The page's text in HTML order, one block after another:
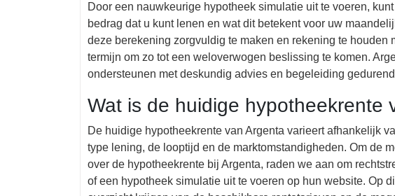
Door een nauwkeurige hypotheek simulatie uit te voeren,
bedrag dat u kunt lenen en wat dit betekent voor uw
deze berekening zorgvuldig te maken en rekening te houden
termijn om zo tot een weloverwogen beslissing te komen.
ondersteunen met deskundig advies en begeleiding
Wat is de huidige hypotheekrente
De huidige hypotheekrente van Argenta varieert afhankelijk
type lening, de looptijd en de marktomstandigheden. Om de
over de hypotheekrente bij Argenta, raden we aan om
of een hypotheek simulatie uit te voeren op hun website. Op